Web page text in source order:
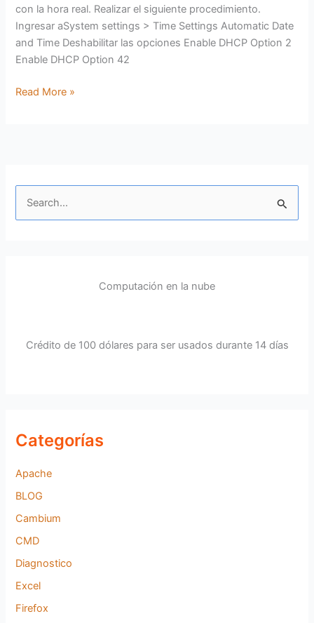
con la hora real. Realizar el siguiente procedimiento.
Ingresar aSystem settings > Time Settings Automatic Date
and Time Deshabilitar las opciones Enable DHCP Option 2
Enable DHCP Option 42
Read More »
Computación en la nube
Crédito de 100 dólares para ser usados durante 14 días
Categorías
Apache
BLOG
Cambium
CMD
Diagnostico
Excel
Firefox